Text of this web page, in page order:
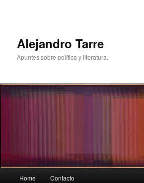
Alejandro Tarre
Apuntes sobre política y literatura.
Home Contacto